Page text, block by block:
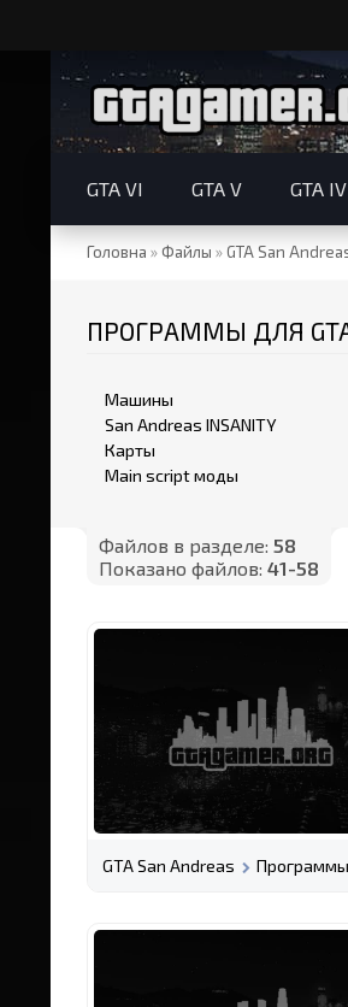
GTA VI GTA V GTA IV
Головна »Файлы »GTA San
ПРОГРАММЫ ДЛЯ GTA
Машины
San Andreas INSANITY
Карты
Main script моды
Файлов в разделе: 58
Показано файлов: 41-58
GTA San Andreas Программы